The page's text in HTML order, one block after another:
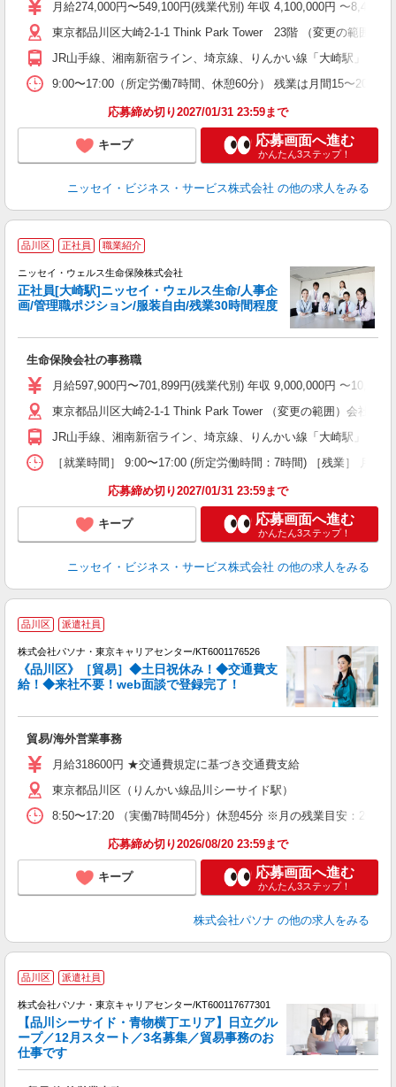
月給274,000円〜549,100円(残業代別) 年収 4,100,000円 〜
東京都品川区大崎2-1-1 Think Park Tower 23階 （変更の範囲）
JR山手線、湘南新宿ライン、埼京線、りんかい線「大崎駅」より
9:00〜17:00（所定労働7時間、休憩60分） 残業は月間15〜20
応募締め切り2027/01/31 23:59まで
キープ 応募画面へ進む
かんたん3ステップ！
ニッセイ・ビジネス・サービス株式会社 の他の求人をみる
品川区 正社員 職業紹介
ニッセイ・ウェルス生命保険株式会社
正社員[大崎駅]ニッセイ・ウェルス生命/人事企
画/管理職ポジション/服装自由/残業30時間程度
生命保険会社の事務職
月給597,900円〜701,899円(残業代別) 年収 9,000,000円 〜
東京都品川区大崎2-1-1 Think Park Tower （変更の範囲）会社の
JR山手線、湘南新宿ライン、埼京線、りんかい線「大崎駅」より
［就業時間］ 9:00〜17:00 (所定労働時間：7時間) ［残業］ 月
応募締め切り2027/01/31 23:59まで
キープ 応募画面へ進む
かんたん3ステップ！
ニッセイ・ビジネス・サービス株式会社 の他の求人をみる
品川区 派遣社員
株式会社パソナ・東京キャリアセンター/KT6001176526
《品川区》［貿易］◆土日祝休み！◆交通費支
給！◆来社不要！web面談で登録完了！
貿易/海外営業事務
月給318600円 ★交通費規定に基づき交通費支給
東京都品川区（りんかい線品川シーサイド駅）
8:50〜17:20 （実働7時間45分）休憩45分 ※月の残業目安：20時
応募締め切り2026/08/20 23:59まで
キープ 応募画面へ進む
かんたん3ステップ！
株式会社パソナ の他の求人をみる
品川区 派遣社員
株式会社パソナ・東京キャリアセンター/KT600117677301
【品川シーサイド・青物横丁エリア】日立グル
ープ／12月スタート／3名募集／貿易事務のお
仕事です